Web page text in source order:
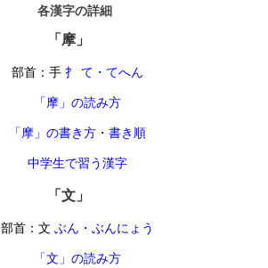
各漢字の詳細
「摩」
部首：手 扌 て・てへん
「摩」の読み方
「摩」の書き方・書き順
中学生で習う漢字
「文」
部首：文 ぶん・ぶんにょう
「文」の読み方